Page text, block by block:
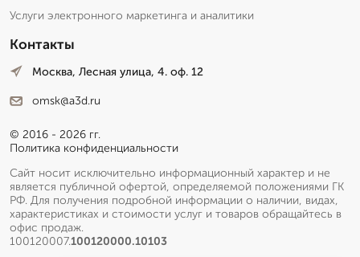
Услуги электронного маркетинга и аналитики
Контакты
Москва, Лесная улица, 4. оф. 12
omsk@a3d.ru
© 2016 - 2026 гг.
Политика конфиденциальности
Сайт носит исключительно информационный характер и не
является публичной офертой, определяемой положениями ГК
РФ. Для получения подробной информации о наличии, видах,
характеристиках и стоимости услуг и товаров обращайтесь в
офис продаж.
100120007.100120000.10103